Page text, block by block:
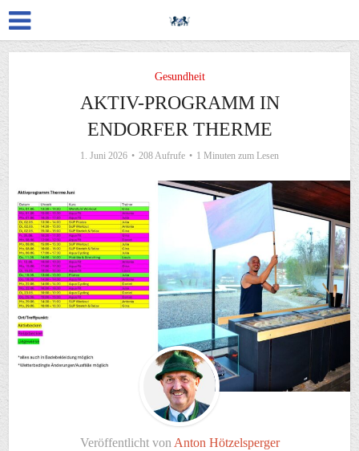
Gesundheit
AKTIV-PROGRAMM IN
ENDORFER THERME
1. Juni 2026 208 Aufrufe 1 Minuten zum Lesen
Veröffentlicht von Anton Hötzelsperger